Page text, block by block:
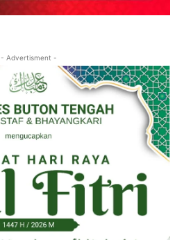
- Advertisment -